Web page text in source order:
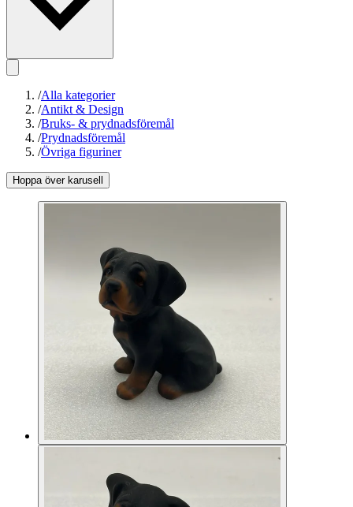
/Alla kategorier
/Antikt & Design
/Bruks- & prydnadsföremål
/Prydnadsföremål
/Övriga figuriner
Hoppa över karusell